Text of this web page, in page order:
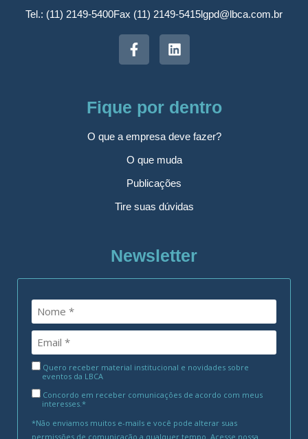
Tel.: (11) 2149-5400Fax (11) 2149-5415lgpd@lbca.com.br
Fique por dentro
O que a empresa deve fazer?
O que muda
Publicações
Tire suas dúvidas
Newsletter
Quero receber material institucional e novidades sobre
eventos da LBCA
Concordo em receber comunicações de acordo com meus
interesses.*
*Não enviamos muitos e-mails e você pode alterar suas
permissões de comunicação a qualquer tempo. Acesse nossa